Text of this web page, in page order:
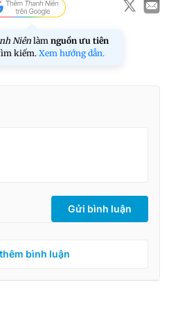
Niên làm nguồn ưu tiên
kiếm. Xem hướng dẫn.
Gửi bình luận
bình luận